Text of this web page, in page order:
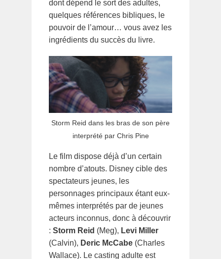
dont dépend le sort des adultes,
quelques références bibliques, le
pouvoir de l’amour… vous avez les
ingrédients du succès du livre.
Storm Reid dans les bras de son père
interprété par Chris Pine
Le film dispose déjà d’un certain
nombre d’atouts. Disney cible des
spectateurs jeunes, les
personnages principaux étant eux-
mêmes interprétés par de jeunes
acteurs inconnus, donc à découvrir
: Storm Reid (Meg), Levi Miller
(Calvin), Deric McCabe (Charles
Wallace). Le casting adulte est